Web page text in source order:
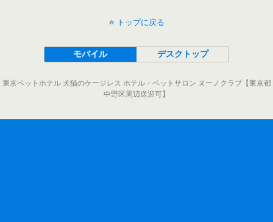
トップに戻る
モバイル デスクトップ
東京ペットホテル 犬猫のケージレス ホテル・ペットサロン ヌーノクラブ【東京都
中野区周辺送迎可】